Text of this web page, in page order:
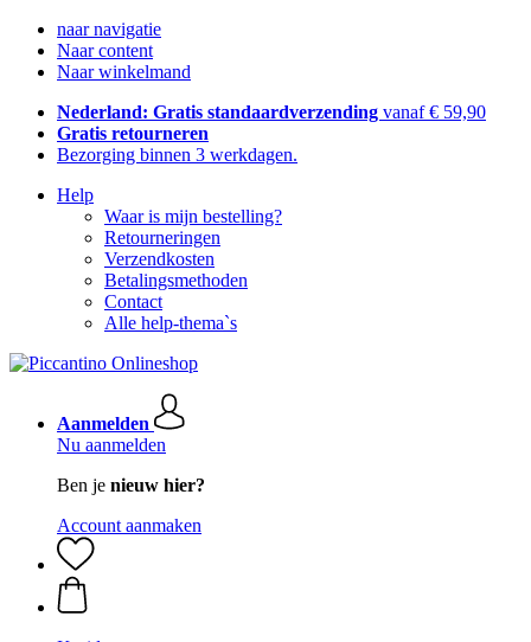
naar navigatie
Naar content
Naar winkelmand
Nederland: Gratis standaardverzending vanaf € 59,90
Gratis retourneren
Bezorging binnen 3 werkdagen.
Help
Waar is mijn bestelling?
Retourneringen
Verzendkosten
Betalingsmethoden
Contact
Alle help-thema`s
Aanmelden
Nu aanmelden
Ben je nieuw hier?
Account aanmaken